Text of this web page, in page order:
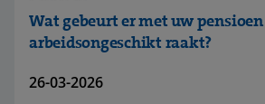
Wat gebeurt er met uw
arbeidsongeschikt raakt?
26-03-2026